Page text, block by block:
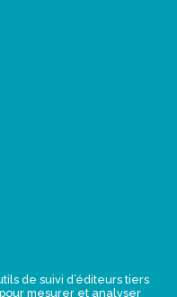
de suivi d’éditeurs tiers
mesurer et analyser